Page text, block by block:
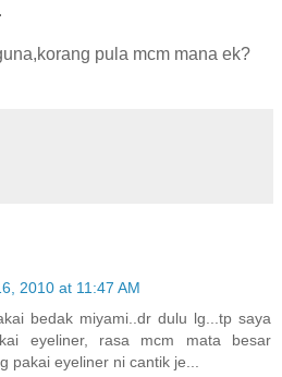
pula mcm mana ek?
2010 at 11:47 AM
bedak miyami..dr dulu lg...tp saya
eyeliner, rasa mcm mata besar
pakai eyeliner ni cantik je...